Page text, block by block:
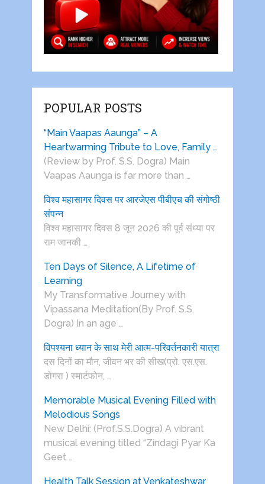
POPULAR POSTS
“Main Vaapas Aaunga” – A
Heartwarming Tribute to Love, Family …
(Review by Prof. S.S. Dogra) Main
Vaapas Aaunga is far more than …
विश्व महासागर दिवस पर आरजेएस पीबीएच की संगोष्ठी
संपन्न
विश्व महासागर दिवस 8 जून 2026 की पूर्व संध्या पर
राम जानकी …
Ten Days of Silence, A Lifetime of
Learning
My Transformative Journey with
Vipassana Meditation(By Prof. S.S.
Dogra) In an age …
विपश्यना ध्यान के साथ मेरी आत्म-परिवर्तनकारी यात्रा
दस दिनों का मौन, जीवन भर की सीख(प्रो. एस.एस.
डोगरा ) स्मार्टफोन, …
Memorable Musical Evening Filled with
Melodious Songs
New Delhi: (Prof.S.S.Dogra) A vibrant
musical evening titled “Zindagi Pyar Ka
Geet …
Health Talk Session at Venkateshwar